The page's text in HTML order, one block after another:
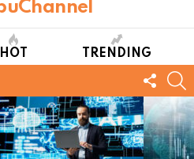
HOT TRENDING
US